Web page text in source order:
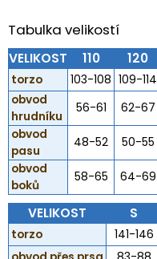
Tabulka velikostí
VELIKOST 110 120
torzo 103-108 109-114
obvod
hrudníku
56-61 62-67
obvod
pasu
48-52 50-55
obvod
boků
58-65 64-69
VELIKOST S
torzo 141-146